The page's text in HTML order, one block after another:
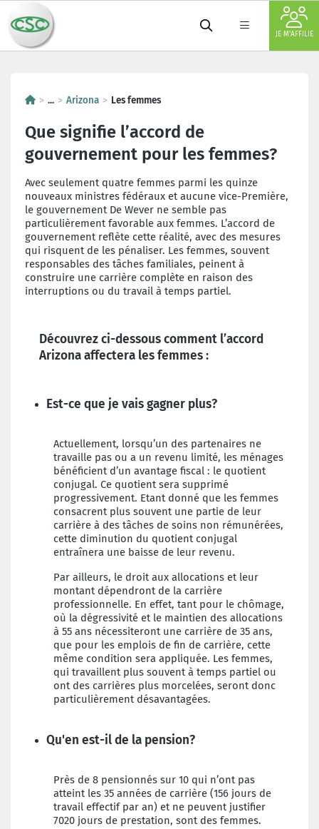
JE M'AFFILIE
... Arizona Les femmes
Que signifie l’accord de
gouvernement pour les femmes?
Avec seulement quatre femmes parmi les quinze
nouveaux ministres fédéraux et aucune vice-Première,
le gouvernement De Wever ne semble pas
particulièrement favorable aux femmes. L’accord de
gouvernement reflète cette réalité, avec des mesures
qui risquent de les pénaliser. Les femmes, souvent
responsables des tâches familiales, peinent à
construire une carrière complète en raison des
interruptions ou du travail à temps partiel.
Découvrez ci-dessous comment l’accord
Arizona affectera les femmes :
Est-ce que je vais gagner plus?
Actuellement, lorsqu’un des partenaires ne
travaille pas ou a un revenu limité, les ménages
bénéficient d’un avantage fiscal : le quotient
conjugal. Ce quotient sera supprimé
progressivement. Etant donné que les femmes
consacrent plus souvent une partie de leur
carrière à des tâches de soins non rémunérées,
cette diminution du quotient conjugal
entraînera une baisse de leur revenu.
Par ailleurs, le droit aux allocations et leur
montant dépendront de la carrière
professionnelle. En effet, tant pour le chômage,
où la dégressivité et le maintien des allocations
à 55 ans nécessiteront une carrière de 35 ans,
que pour les emplois de fin de carrière, cette
même condition sera appliquée. Les femmes,
qui travaillent plus souvent à temps partiel ou
ont des carrières plus morcelées, seront donc
particulièrement désavantagées.
Qu'en est-il de la pension?
Près de 8 pensionnés sur 10 qui n’ont pas
atteint les 35 années de carrière (156 jours de
travail effectif par an) et ne peuvent justifier
7020 jours de prestation, sont des femmes.